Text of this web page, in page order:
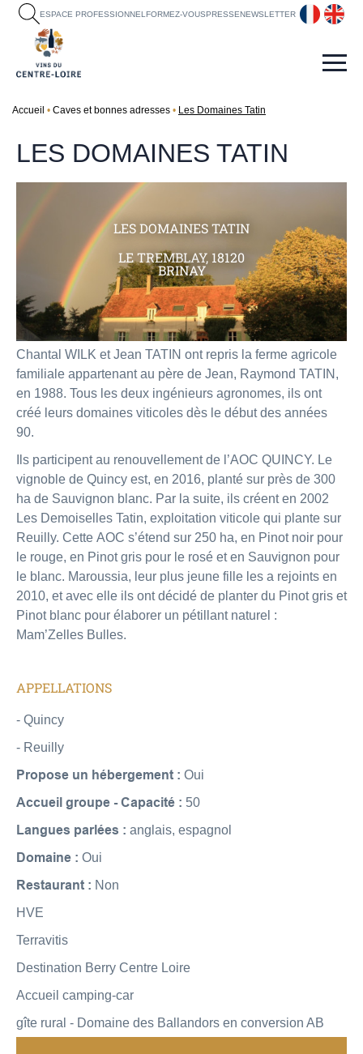
ESPACE PROFESSIONNEL FORMEZ-VOUSPRESSENEWSLETTER fr en
Accueil Caves et bonnes adresses Les Domaines Tatin
LES DOMAINES TATIN
LES DOMAINES TATIN
LE TREMBLAY, 18120
BRINAY
Chantal WILK et Jean TATIN ont repris la ferme agricole
familiale appartenant au père de Jean, Raymond TATIN,
en 1988. Tous les deux ingénieurs agronomes, ils ont
créé leurs domaines viticoles dès le début des années
90.
Ils participent au renouvellement de l’AOC QUINCY. Le
vignoble de Quincy est, en 2016, planté sur près de 300
ha de Sauvignon blanc. Par la suite, ils créent en 2002
Les Demoiselles Tatin, exploitation viticole qui plante sur
Reuilly. Cette AOC s’étend sur 250 ha, en Pinot noir pour
le rouge, en Pinot gris pour le rosé et en Sauvignon pour
le blanc. Maroussia, leur plus jeune fille les a rejoints en
2010, et avec elle ils ont décidé de planter du Pinot gris et
Pinot blanc pour élaborer un pétillant naturel :
Mam’Zelles Bulles.
APPELLATIONS
- Quincy
- Reuilly
Propose un hébergement : Oui
Accueil groupe - Capacité : 50
Langues parlées : anglais, espagnol
Domaine : Oui
Restaurant : Non
HVE
Terravitis
Destination Berry Centre Loire
Accueil camping-car
gîte rural - Domaine des Ballandors en conversion AB